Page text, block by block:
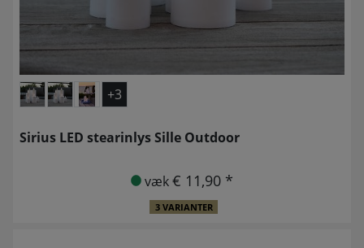
+3
Sirius LED stearinlys Sille Outdoor
væk€ 11,90 *
3 VARIANTER